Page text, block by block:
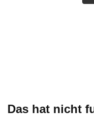
Das hat nicht